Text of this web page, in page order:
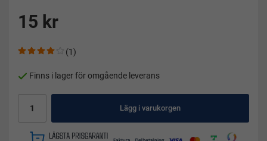
15 kr
(1)
Finns i lager för omgående leverans
Lägg i varukorgen